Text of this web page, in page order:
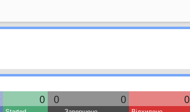
0 0 0 0